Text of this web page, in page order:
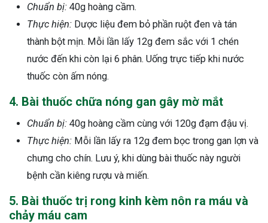
Chuẩn bị: 40g hoàng cầm.
Thực hiện: Dược liệu đem bỏ phần ruột đen và tán
thành bột mịn. Mỗi lần lấy 12g đem sắc với 1 chén
nước đến khi còn lại 6 phân. Uống trực tiếp khi nước
thuốc còn ấm nóng.
4. Bài thuốc chữa nóng gan gây mờ mắt
Chuẩn bị: 40g hoàng cầm cùng với 120g đạm đậu vị.
Thực hiện: Mỗi lần lấy ra 12g đem bọc trong gan lợn và
chưng cho chín. Lưu ý, khi dùng bài thuốc này người
bệnh cần kiêng rượu và miến.
5. Bài thuốc trị rong kinh kèm nôn ra máu và
chảy máu cam